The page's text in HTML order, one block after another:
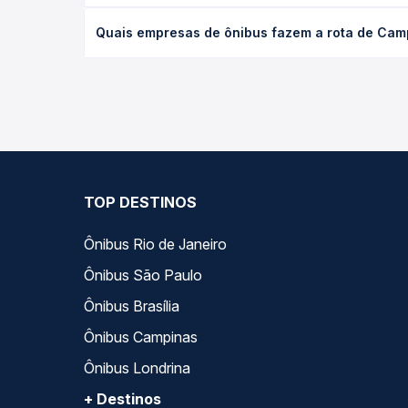
poltrona e a antecedência da compra. Na Quero
Quais empresas de ônibus fazem a rota de
TOP DESTINOS
Ônibus Rio de Janeiro
Ônibus São Paulo
Ônibus Brasília
Ônibus Campinas
Ônibus Londrina
+ Destinos